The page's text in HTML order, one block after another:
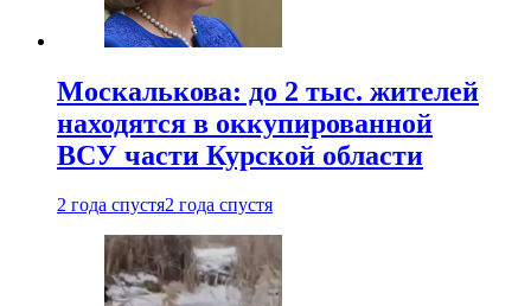
Москалькова: до 2 тыс. жителей
находятся в оккупированной
ВСУ части Курской области
2 года спустя2 года спустя